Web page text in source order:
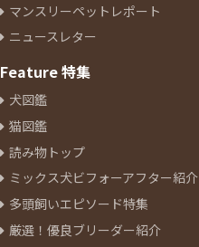
マンスリーペットレポート
ニュースレター
Feature 特集
犬図鑑
猫図鑑
読み物トップ
ミックス犬ビフォーアフター紹介
多頭飼いエピソード特集
厳選！優良ブリーダー紹介